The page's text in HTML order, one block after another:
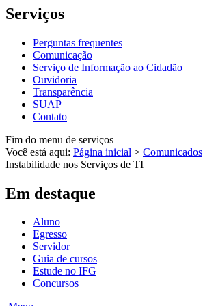
Serviços
Perguntas frequentes
Comunicação
Serviço de Informação ao Cidadão
Ouvidoria
Transparência
SUAP
Contato
Fim do menu de serviços
Você está aqui: Página inicial > Comunicados
Instabilidade nos Serviços de TI
Em destaque
Aluno
Egresso
Servidor
Guia de cursos
Estude no IFG
Concursos